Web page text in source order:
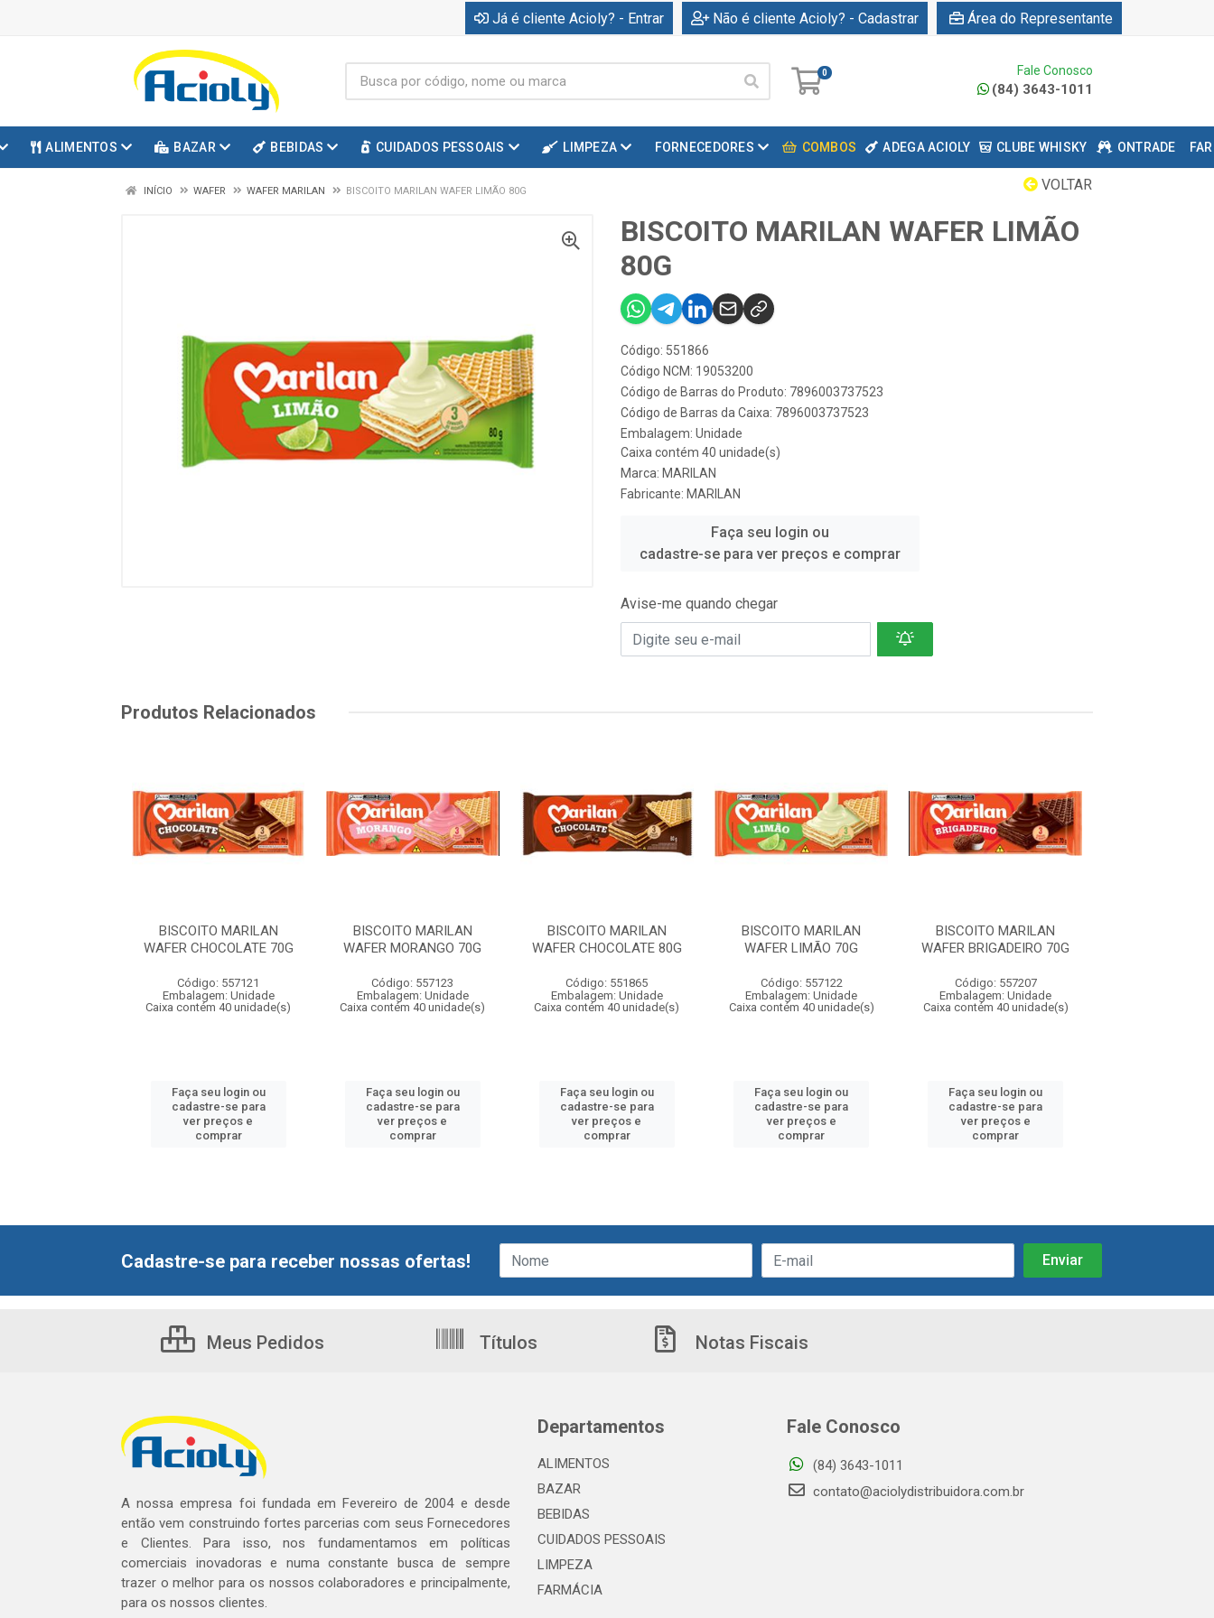
Já é cliente Acioly? - Entrar Não é cliente Acioly? - Cadastrar Área do Representante
0 Fale Conosco
(84) 3643-1011
ALIMENTOS BAZAR BEBIDAS CUIDADOS PESSOAIS LIMPEZA FORNECEDORES COMBOS ADEGA ACIOLY CLUBE WHISKY ONTRADE
VOLTAR
INÍCIO WAFER WAFER MARILAN BISCOITO MARILAN WAFER LIMÃO 80G
BISCOITO MARILAN WAFER LIMÃO
80G
Código: 551866
Código NCM: 19053200
Código de Barras do Produto: 7896003737523
Código de Barras da Caixa: 7896003737523
Embalagem: Unidade
Caixa contém 40 unidade(s)
Marca: MARILAN
Fabricante: MARILAN
Faça seu login ou
cadastre-se para ver preços e comprar
Avise-me quando chegar
Produtos Relacionados
BISCOITO MARILAN
WAFER CHOCOLATE 70G
Código: 557121
Embalagem: Unidade
Caixa contém 40 unidade(s)
Faça seu login ou
cadastre-se para
ver preços e
comprar
BISCOITO MARILAN
WAFER MORANGO 70G
Código: 557123
Embalagem: Unidade
Caixa contém 40 unidade(s)
Faça seu login ou
cadastre-se para
ver preços e
comprar
BISCOITO MARILAN
WAFER CHOCOLATE 80G
Código: 551865
Embalagem: Unidade
Caixa contém 40 unidade(s)
Faça seu login ou
cadastre-se para
ver preços e
comprar
BISCOITO MARILAN
WAFER LIMÃO 70G
Código: 557122
Embalagem: Unidade
Caixa contém 40 unidade(s)
Faça seu login ou
cadastre-se para
ver preços e
comprar
BISCOITO MARILAN
WAFER BRIGADEIRO 70G
Código: 557207
Embalagem: Unidade
Caixa contém 40 unidade(s)
Faça seu login ou
cadastre-se para
ver preços e
comprar
Cadastre-se para receber nossas ofertas!
Meus Pedidos Títulos Notas Fiscais
A nossa empresa foi fundada em Fevereiro de 2004 e desde
então vem construindo fortes parcerias com seus Fornecedores
e Clientes. Para isso, nos fundamentamos em políticas
comerciais inovadoras e numa constante busca de sempre
trazer o melhor para os nossos colaboradores e principalmente,
para os nossos clientes.
Departamentos
ALIMENTOS
BAZAR
BEBIDAS
CUIDADOS PESSOAIS
LIMPEZA
FARMÁCIA
Fale Conosco
(84) 3643-1011
contato@aciolydistribuidora.com.br